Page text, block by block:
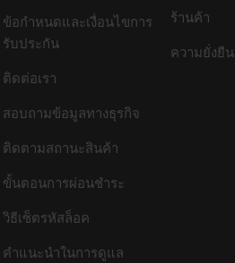
ข้อกำหนดและเงื่อนไขการ
รับประกัน
ติดต่อเรา
สอบถามข้อมูลทางธุรกิจ
ติดตามสถานะสินค้า
ขั้นตอนการผ่อนชำระ
วิธีเซ็ตรหัสล็อค
คำแนะนำในการดูแล
ร้านค้า
ความยั่งยืน